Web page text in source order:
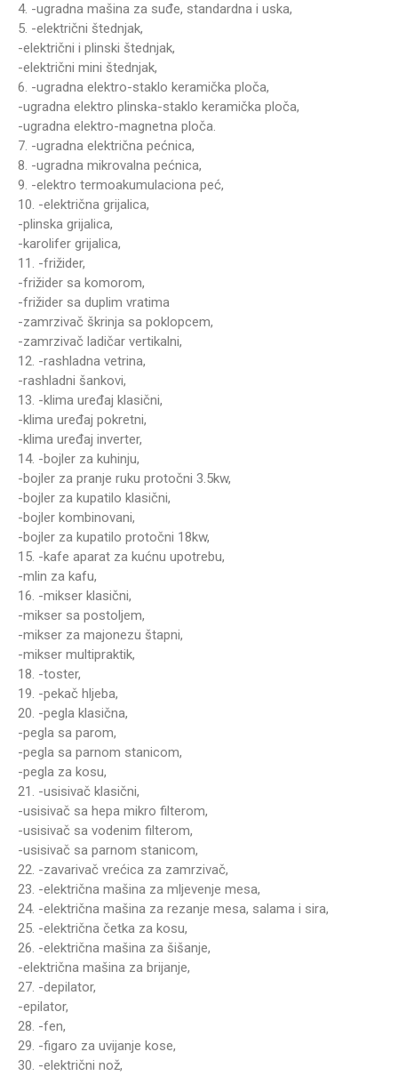
4. -ugradna mašina za suđe, standardna i uska,
5. -električni štednjak,
-električni i plinski štednjak,
-električni mini štednjak,
6. -ugradna elektro-staklo keramička ploča,
-ugradna elektro plinska-staklo keramička ploča,
-ugradna elektro-magnetna ploča.
7. -ugradna električna pećnica,
8. -ugradna mikrovalna pećnica,
9. -elektro termoakumulaciona peć,
10. -električna grijalica,
-plinska grijalica,
-karolifer grijalica,
11. -frižider,
-frižider sa komorom,
-frižider sa duplim vratima
-zamrzivač škrinja sa poklopcem,
-zamrzivač ladičar vertikalni,
12. -rashladna vetrina,
-rashladni šankovi,
13. -klima uređaj klasični,
-klima uređaj pokretni,
-klima uređaj inverter,
14. -bojler za kuhinju,
-bojler za pranje ruku protočni 3.5kw,
-bojler za kupatilo klasični,
-bojler kombinovani,
-bojler za kupatilo protočni 18kw,
15. -kafe aparat za kućnu upotrebu,
-mlin za kafu,
16. -mikser klasični,
-mikser sa postoljem,
-mikser za majonezu štapni,
-mikser multipraktik,
18. -toster,
19. -pekač hljeba,
20. -pegla klasična,
-pegla sa parom,
-pegla sa parnom stanicom,
-pegla za kosu,
21. -usisivač klasični,
-usisivač sa hepa mikro filterom,
-usisivač sa vodenim filterom,
-usisivač sa parnom stanicom,
22. -zavarivač vrećica za zamrzivač,
23. -električna mašina za mljevenje mesa,
24. -električna mašina za rezanje mesa, salama i sira,
25. -električna četka za kosu,
26. -električna mašina za šišanje,
-električna mašina za brijanje,
27. -depilator,
-epilator,
28. -fen,
29. -figaro za uvijanje kose,
30. -električni nož,